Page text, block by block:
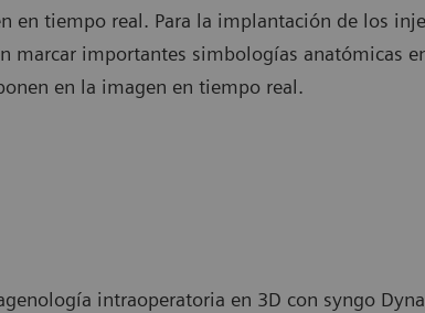
en tiempo real. Para la implantación de los
marcar importantes simbologías anatómicas
en la imagen en tiempo real.
intraoperatoria en 3D con syngo